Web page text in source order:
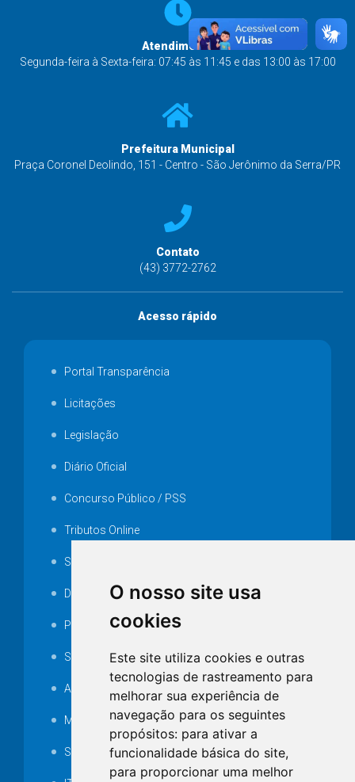
O nosso site usa
cookies
Este site utiliza cookies e outras
tecnologias de rastreamento para
melhorar sua experiência de
navegação para os seguintes
propósitos: para ativar a
funcionalidade básica do site,
para proporcionar uma melhor
Atendimento
Segunda-feira à Sexta-feira: 07:45 às 11:45 e das 13:00 às 17:00
Prefeitura Municipal
Praça Coronel Deolindo, 151 - Centro - São Jerônimo da Serra/PR
Contato
(43) 3772-2762
Acesso rápido
Portal Transparência
Licitações
Legislação
Diário Oficial
Concurso Público / PSS
Tributos Online
Serviços ISS-E
Decretos
Portarias
SAMAE
Audiência pública
MANUTENÇÃO DE ILUMINAÇÃO PÚBLICA
Serviços Técnicos TI